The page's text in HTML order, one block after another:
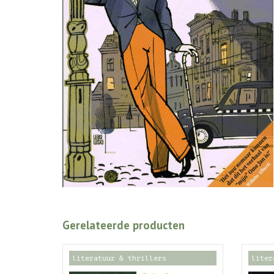
Gerelateerde producten
literatuur & thrillers